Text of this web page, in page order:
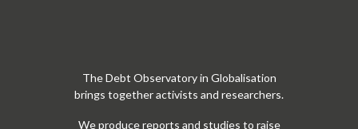
The Debt Observatory in Globalisation
brings together activists and researchers.
We produce reports and studies to raise